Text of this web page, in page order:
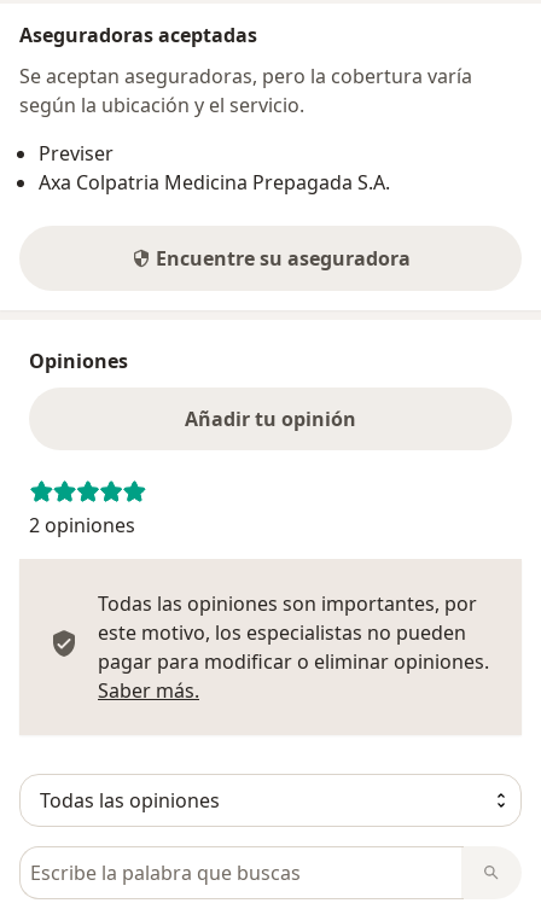
Aseguradoras aceptadas
Se aceptan aseguradoras, pero la cobertura varía
según la ubicación y el servicio.
Previser
Axa Colpatria Medicina Prepagada S.A.
Encuentre su aseguradora
Opiniones
Añadir tu opinión
2 opiniones
Todas las opiniones son importantes, por
este motivo, los especialistas no pueden
pagar para modificar o eliminar opiniones.
Saber más.
Busca en opiniones